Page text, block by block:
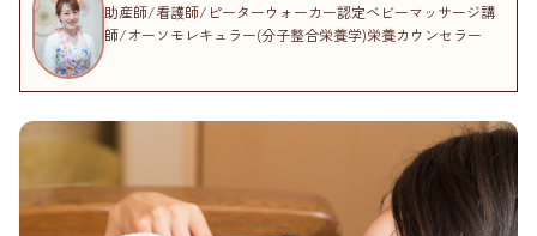
助産師/看護師/ピーターウォーカー認定ベビーマッサージ講
師/オーソモレキュラー(分子整合栄養学)栄養カウンセラー